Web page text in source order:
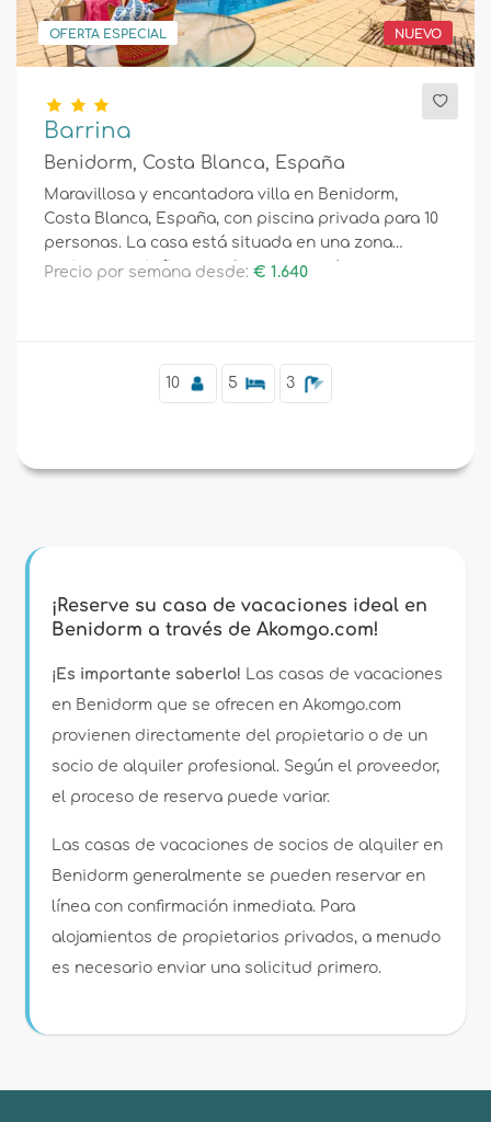
Suplementario
NUEVO
OFERTA ESPECIAL
Barrina
Benidorm, Costa Blanca, España
Maravillosa y encantadora villa en Benidorm,
Costa Blanca, España, con piscina privada para 10
personas. La casa está situada en una zona
costera, montañosa y urbana, cerca de
Precio por semana desde: € 1.640
10 5 3
¡Reserve su casa de vacaciones ideal en
Benidorm a través de Akomgo.com!
¡Es importante saberlo! Las casas de vacaciones
en Benidorm que se ofrecen en Akomgo.com
provienen directamente del propietario o de un
socio de alquiler profesional. Según el proveedor,
el proceso de reserva puede variar.
Las casas de vacaciones de socios de alquiler en
Benidorm generalmente se pueden reservar en
línea con confirmación inmediata. Para
alojamientos de propietarios privados, a menudo
es necesario enviar una solicitud primero.